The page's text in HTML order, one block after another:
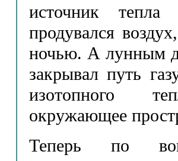
источник тепла
продувался
ночью. А лунным
закрывал путь
изотопного
окружающее
Теперь по